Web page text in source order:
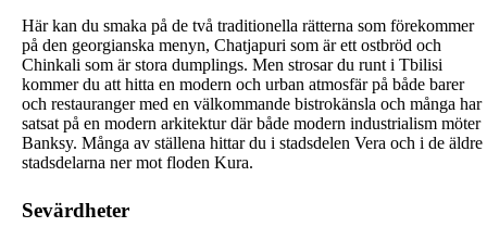
Här kan du smaka på de två traditionella rätterna som förekommer
på den georgianska menyn, Chatjapuri som är ett ostbröd och
Chinkali som är stora dumplings. Men strosar du runt i Tbilisi
kommer du att hitta en modern och urban atmosfär på både barer
och restauranger med en välkommande bistrokänsla och många har
satsat på en modern arkitektur där både modern industrialism möter
Banksy. Många av ställena hittar du i stadsdelen Vera och i de äldre
stadsdelarna ner mot floden Kura.
Sevärdheter